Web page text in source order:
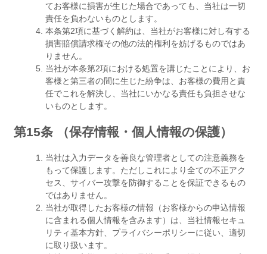
てお客様に損害が生じた場合であっても、当社は一切
責任を負わないものとします。
本条第2項に基づく解約は、当社がお客様に対し有する
損害賠償請求権その他の法的権利を妨げるものではあ
りません。
当社が本条第2項における処置を講じたことにより、お
客様と第三者の間に生じた紛争は、お客様の費用と責
任でこれを解決し、当社にいかなる責任も負担させな
いものとします。
第15条 （保存情報・個人情報の保護）
当社は入力データを善良な管理者としての注意義務を
もって保護します。ただしこれにより全ての不正アク
セス、サイバー攻撃を防御することを保証できるもの
ではありません。
当社が取得したお客様の情報（お客様からの申込情報
に含まれる個人情報を含みます）は、当社情報セキュ
リティ基本方針、プライバシーポリシーに従い、適切
に取り扱います。